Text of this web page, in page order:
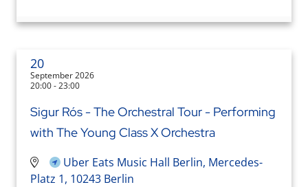
20
September 2026
20:00 - 23:00
Sigur Rós - The Orchestral Tour - Performing
with The Young Class X Orchestra
Uber Eats Music Hall Berlin, Mercedes-
Platz 1, 10243 Berlin